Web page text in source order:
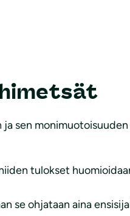
sen
tulokset
se ohjataan aina